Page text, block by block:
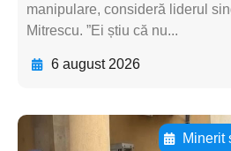
manipulare, consideră liderul
Mitrescu. ”Ei știu că nu...
6 august 2026
Minerit